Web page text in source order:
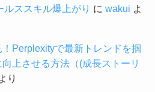
ススキル爆上がり に wakui よ
Perplexityで最新トレンドを掴
上させる方法（(成長ストーリ
り